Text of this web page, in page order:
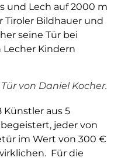
und Lech auf 2000 m
Tiroler Bildhauer und
seine Tür bei
Kindern
von Daniel Kocher.
Künstler aus 5
jeder von
im Wert von 300 €
Für die